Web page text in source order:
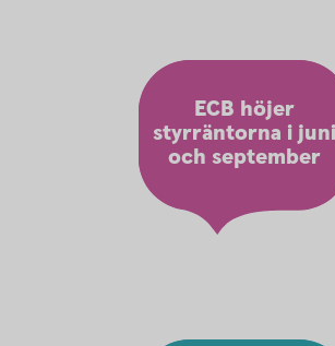
ECB höjer
styrräntorna i juni
och september